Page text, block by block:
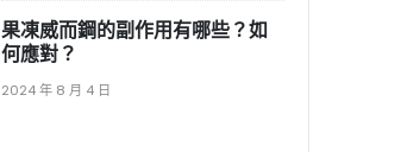
果凍威而鋼的副作用有哪些？如
何應對？
2024 年 8 月 4 日